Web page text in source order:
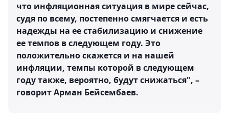
что инфляционная ситуация в мире сейчас,
судя по всему, постепенно смягчается и есть
надежды на ее стабилизацию и снижение
ее темпов в следующем году. Это
положительно скажется и на нашей
инфляции, темпы которой в следующем
году также, вероятно, будут снижаться", –
говорит Арман Бейсембаев.